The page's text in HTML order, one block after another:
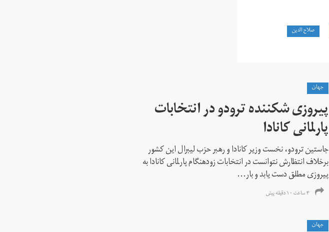
صلاح الدین
جهان
پیروزی شکننده ترودو در انتخابات
پارلمانی کانادا
جاستین ترودو، نخست وزیر کانادا و رهبر حزب لیبرال این کشور
برخلاف انتظارش نتوانست در انتخابات زود‌هنگام پارلمانی کانادا به
پیروزی مطلق دست یابد و بار...
۴ ساعت ۱۰ دقیقه پیش
جهان